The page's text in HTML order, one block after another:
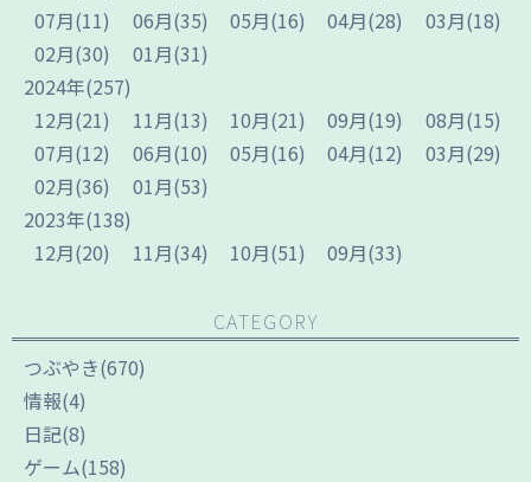
07月(11) 06月(35) 05月(16) 04月(28) 03月(18)
02月(30) 01月(31)
2024年(257)
12月(21) 11月(13) 10月(21) 09月(19) 08月(15)
07月(12) 06月(10) 05月(16) 04月(12) 03月(29)
02月(36) 01月(53)
2023年(138)
12月(20) 11月(34) 10月(51) 09月(33)
CATEGORY
つぶやき(670)
情報(4)
日記(8)
ゲーム(158)